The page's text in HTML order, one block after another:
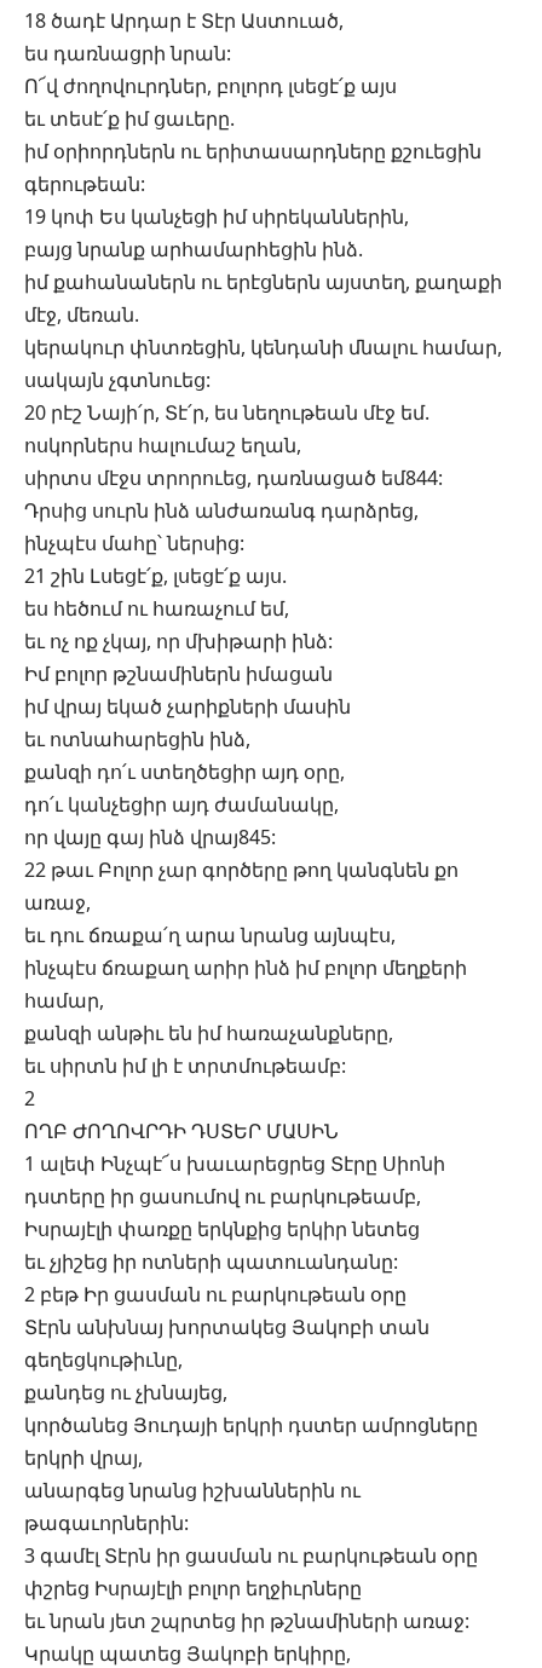
18 ծադէ Արդար է Տէր Աստուած,
ես դառնացրի նրան:
Ո՜վ ժողովուրդներ, բոլորդ լսեցէ՛ք այս
եւ տեսէ՛ք իմ ցաւերը.
իմ օրիորդներն ու երիտասարդները քշուեցին
գերութեան:
19 կոփ Ես կանչեցի իմ սիրեկաններին,
բայց նրանք արհամարհեցին ինձ.
իմ քահանաներն ու երէցներն այստեղ, քաղաքի
մէջ, մեռան.
կերակուր փնտռեցին, կենդանի մնալու համար,
սակայն չգտնուեց:
20 րէշ Նայի՛ր, Տէ՛ր, ես նեղութեան մէջ եմ.
ոսկորներս հալումաշ եղան,
սիրտս մէջս տրորուեց, դառնացած եմ844:
Դրսից սուրն ինձ անժառանգ դարձրեց,
ինչպէս մահը՝ ներսից:
21 շին Լսեցէ՛ք, լսեցէ՛ք այս.
ես հեծում ու հառաչում եմ,
եւ ոչ ոք չկայ, որ մխիթարի ինձ:
Իմ բոլոր թշնամիներն իմացան
իմ վրայ եկած չարիքների մասին
եւ ոտնահարեցին ինձ,
քանզի դո՛ւ ստեղծեցիր այդ օրը,
դո՛ւ կանչեցիր այդ ժամանակը,
որ վայը գայ ինձ վրայ845:
22 թաւ Բոլոր չար գործերը թող կանգնեն քո
առաջ,
եւ դու ճռաքա՛ղ արա նրանց այնպէս,
ինչպէս ճռաքաղ արիր ինձ իմ բոլոր մեղքերի
համար,
քանզի անթիւ են իմ հառաչանքները,
եւ սիրտն իմ լի է տրտմութեամբ:
2
ՈՂԲ ԺՈՂՈՎՐԴԻ ԴՍՏԵՐ ՄԱՍԻՆ
1 ալեփ Ինչպէ՜ս խաւարեցրեց Տէրը Սիոնի
դստերը իր ցասումով ու բարկութեամբ,
Իսրայէլի փառքը երկնքից երկիր նետեց
եւ չյիշեց իր ոտների պատուանդանը:
2 բեթ Իր ցասման ու բարկութեան օրը
Տէրն անխնայ խորտակեց Յակոբի տան
գեղեցկութիւնը,
քանդեց ու չխնայեց,
կործանեց Յուդայի երկրի դստեր ամրոցները
երկրի վրայ,
անարգեց նրանց իշխաններին ու
թագաւորներին:
3 գամէլ Տէրն իր ցասման ու բարկութեան օրը
փշրեց Իսրայէլի բոլոր եղջիւրները
եւ նրան յետ շպրտեց իր թշնամիների առաջ:
Կրակը պատեց Յակոբի երկիրը,